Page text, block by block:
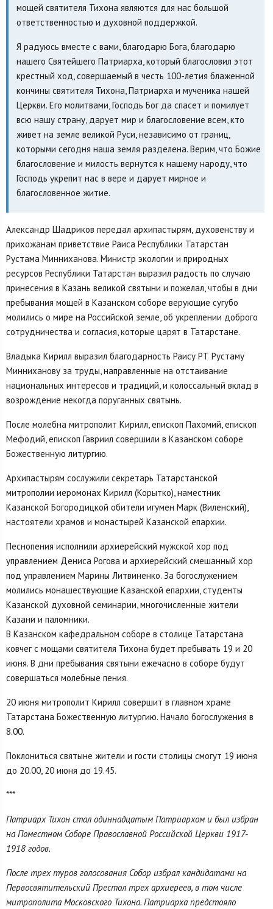
мощей святителя Тихона являются для нас большой
ответственностью и духовной поддержкой.
Я радуюсь вместе с вами, благодарю Бога, благодарю
нашего Святейшего Патриарха, который благословил этот
крестный ход, совершаемый в честь 100-летия блаженной
кончины святителя Тихона, Патриарха и мученика нашей
Церкви. Его молитвами, Господь Бог да спасет и помилует
всю нашу страну, дарует мир и благословение всем, кто
живет на земле великой Руси, независимо от границ,
которыми сегодня наша земля разделена. Верим, что Божие
благословение и милость вернутся к нашему народу, что
Господь укрепит нас в вере и дарует мирное и
благословенное житие.
Александр Шадриков передал архипастырям, духовенству и
прихожанам приветствие Раиса Республики Татарстан
Рустама Минниханова. Министр экологии и природных
ресурсов Республики Татарстан выразил радость по случаю
принесения в Казань великой святыни и пожелал, чтобы в дни
пребывания мощей в Казанском соборе верующие сугубо
молились о мире на Российской земле, об укреплении доброго
сотрудничества и согласия, которые царят в Татарстане.
Владыка Кирилл выразил благодарность Раису РТ Рустаму
Минниханову за труды, направленные на отстаивание
национальных интересов и традиций, и колоссальный вклад в
возрождение некогда поруганных святынь.
После молебна митрополит Кирилл, епископ Пахомий, епископ
Мефодий, епископ Гавриил совершили в Казанском соборе
Божественную литургию.
Архипастырям сослужили секретарь Татарстанской
митрополии иеромонах Кирилл (Корытко), наместник
Казанской Богородицкой обители игумен Марк (Виленский),
настоятели храмов и монастырей Казанской епархии.
Песнопения исполнили архиерейский мужской хор под
управлением Дениса Рогова и архиерейский смешанный хор
под управлением Марины Литвиненко. За богослужением
молились монашествующие Казанской епархии, студенты
Казанской духовной семинарии, многочисленные жители
Казани и паломники.
В Казанском кафедральном соборе в столице Татарстана
ковчег с мощами святителя Тихона будет пребывать 19 и 20
июня. В дни пребывания святыни ежечасно в соборе будут
совершаться молебные пения.
20 июня митрополит Кирилл совершит в главном храме
Татарстана Божественную литургию. Начало богослужения в
8.00.
Поклониться святыне жители и гости столицы смогут 19 июня
до 20.00, 20 июня до 19.45.
***
Патриарх Тихон стал одиннадцатым Патриархом и был избран
на Поместном Соборе Православной Российской Церкви 1917-
1918 годов.
После трех туров голосования Собор избрал кандидатами на
Первосвятительский Престол трех архиереев, в том числе
митрополита Московского Тихона. Патриарха предстояло